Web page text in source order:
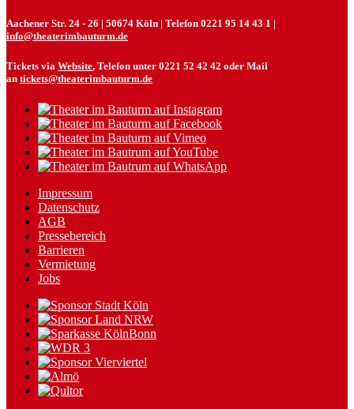
Aachener Str. 24 - 26 | 50674 Köln | Telefon 0221 95 14 43 1 |
info@theaterimbauturm.de
Tickets via Website, Telefon unter 0221 52 42 42 oder Mail
an tickets@theaterimbauturm.de
Impressum
Datenschutz
AGB
Pressebereich
Barrieren
Vermietung
Jobs